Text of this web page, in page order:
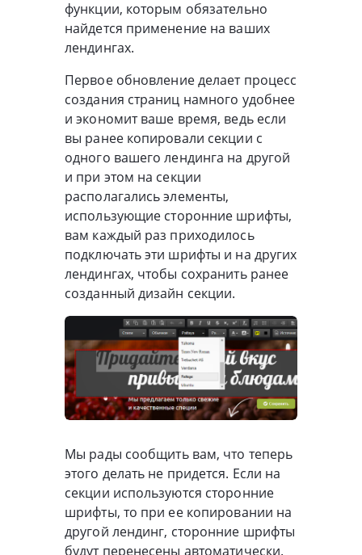
функции, которым обязательно
найдется применение на ваших
лендингах.
Первое обновление делает процесс
создания страниц намного удобнее
и экономит ваше время, ведь если
вы ранее копировали секции с
одного вашего лендинга на другой
и при этом на секции
располагались элементы,
использующие сторонние шрифты,
вам каждый раз приходилось
подключать эти шрифты и на других
лендингах, чтобы сохранить ранее
созданный дизайн секции.
Мы рады сообщить вам, что теперь
этого делать не придется. Если на
секции используются сторонние
шрифты, то при ее копировании на
другой лендинг, сторонние шрифты
будут перенесены автоматически.